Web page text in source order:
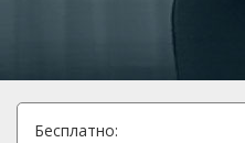
Бесплатно: